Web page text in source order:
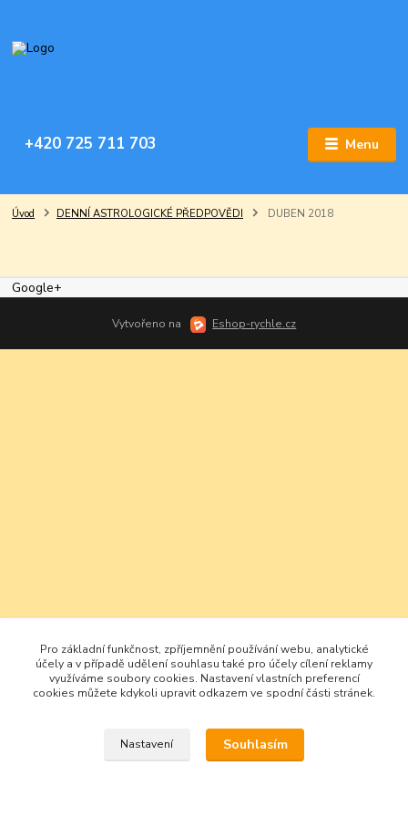
Menu
+420 725 711 703
Úvod DENNÍ ASTROLOGICKÉ PŘEDPOVĚDI DUBEN 2018
Google+
Vytvořeno na Eshop-rychle.cz
Pro základní funkčnost, zpříjemnění používání webu, analytické
účely a v případě udělení souhlasu také pro účely cílení reklamy
využíváme soubory cookies. Nastavení vlastních preferencí
cookies můžete kdykoli upravit odkazem ve spodní části stránek.
Nastavení Souhlasím